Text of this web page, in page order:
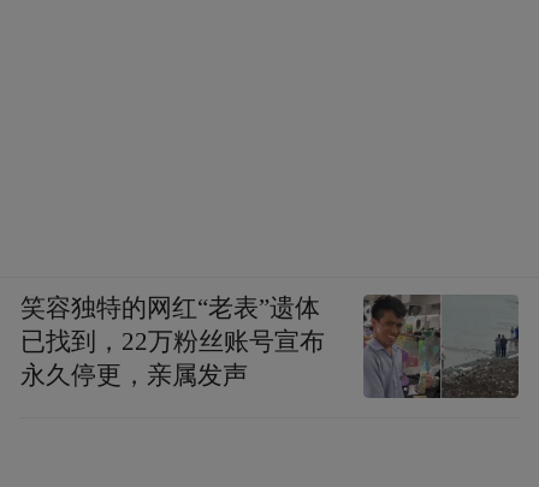
笑容独特的网红“老表”遗体
已找到，22万粉丝账号宣布
永久停更，亲属发声